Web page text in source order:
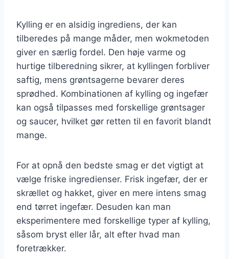
Kylling er en alsidig ingrediens, der kan
tilberedes på mange måder, men wokmetoden
giver en særlig fordel. Den høje varme og
hurtige tilberedning sikrer, at kyllingen forbliver
saftig, mens grøntsagerne bevarer deres
sprødhed. Kombinationen af kylling og ingefær
kan også tilpasses med forskellige grøntsager
og saucer, hvilket gør retten til en favorit blandt
mange.
For at opnå den bedste smag er det vigtigt at
vælge friske ingredienser. Frisk ingefær, der er
skrællet og hakket, giver en mere intens smag
end tørret ingefær. Desuden kan man
eksperimentere med forskellige typer af kylling,
såsom bryst eller lår, alt efter hvad man
foretrækker.